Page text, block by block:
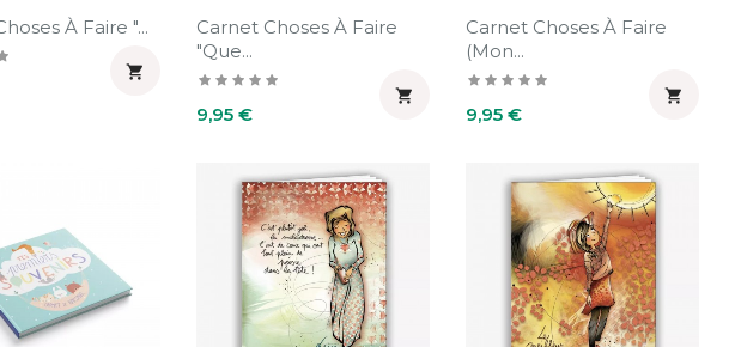
Carnet Choses À Faire "...

Carnet Choses À Faire
"Que...
Prix
9,95 €

Carnet Choses À Faire
(Mon...
Prix
9,95 €
